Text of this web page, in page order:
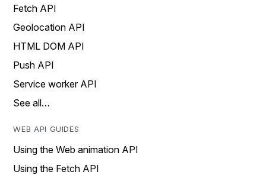
Fetch API
Geolocation API
HTML DOM API
Push API
Service worker API
See all…
WEB API GUIDES
Using the Web animation API
Using the Fetch API